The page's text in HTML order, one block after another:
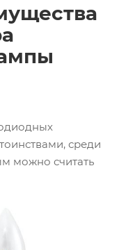
среди
можно считать